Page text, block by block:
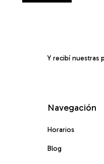
Y recibí nuestras
Navegación
Horarios
Blog